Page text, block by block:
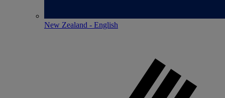
New Zealand - English